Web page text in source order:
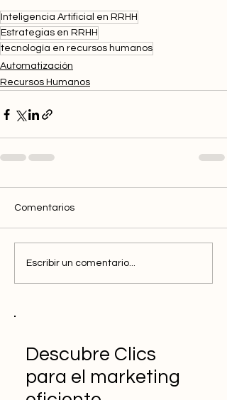
Inteligencia Artificial en RRHH
Estrategias en RRHH
tecnología en recursos humanos
Automatización
Recursos Humanos
Comentarios
Escribir un comentario...
Descubre Clics
para el marketing